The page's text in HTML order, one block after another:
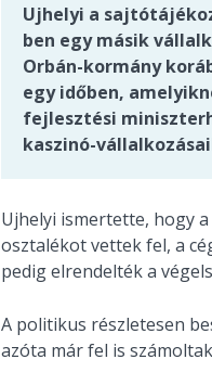
Ujhelyi a
ben egy másik
Orbán-kormány
egy időben,
fejlesztési
kaszinó-
Ujhelyi ismertette, hogy
osztalékot vettek fel, a
pedig elrendelték a
A politikus részletesen
azóta már fel is